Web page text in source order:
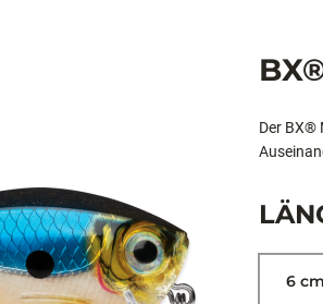
Der BX®
6 cm